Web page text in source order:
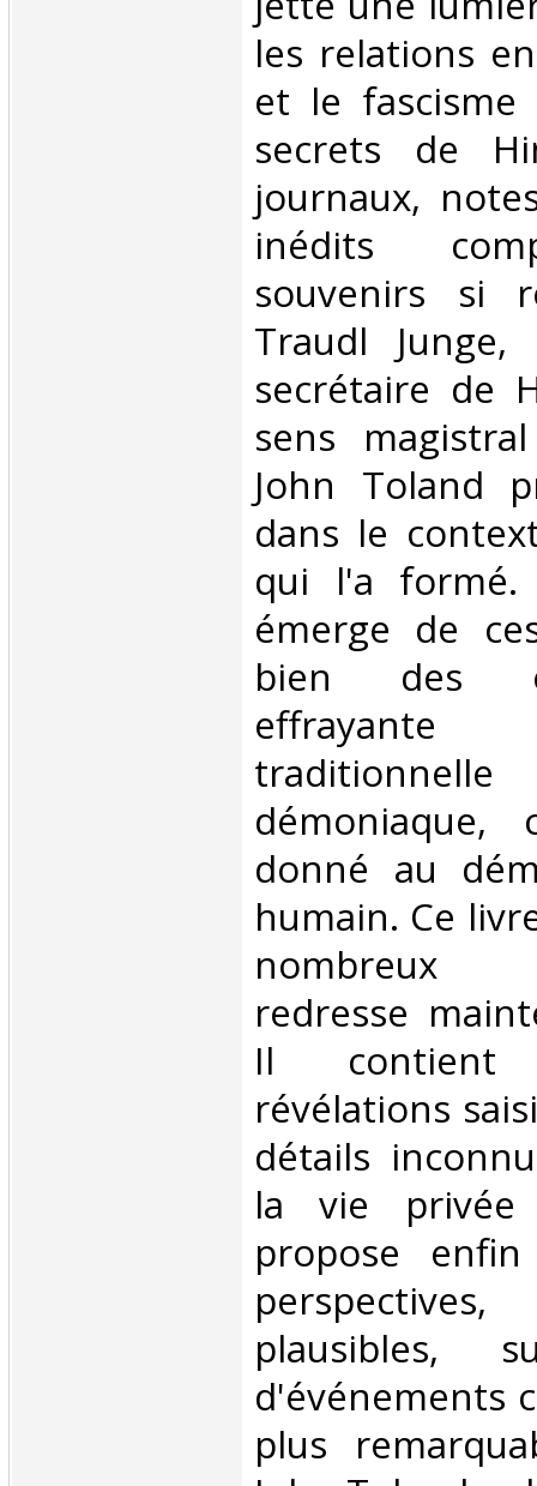
les relations
et le fascisme
secrets de
journaux,
inédits
souvenirs si
Traudl
secrétaire de
sens
John Toland
dans le
qui l'a
émerge de
bien des
donné au
humain. Ce
nombreux
redresse
Il contient
révélations
détails
la vie
propose
plausibles,
d'événements
plus